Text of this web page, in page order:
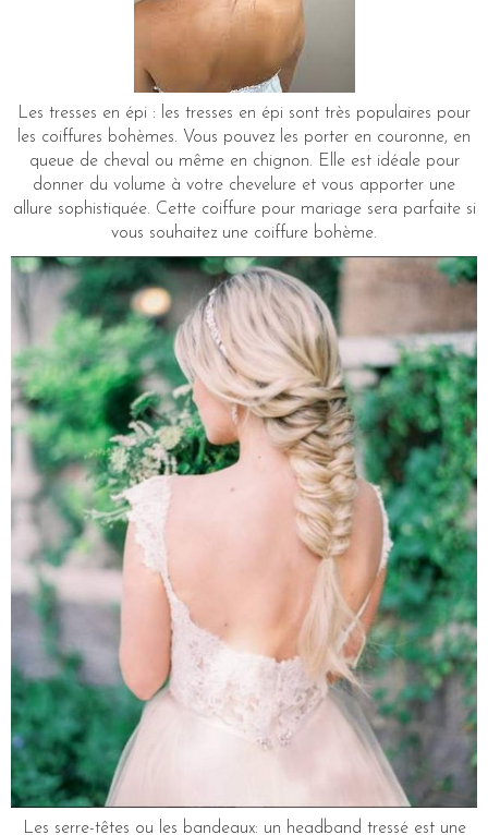
Les tresses en épi : les tresses en épi sont très populaires pour
les coiffures bohèmes. Vous pouvez les porter en couronne, en
queue de cheval ou même en chignon. Elle est idéale pour
donner du volume à votre chevelure et vous apporter une
allure sophistiquée. Cette coiffure pour mariage sera parfaite si
vous souhaitez une coiffure bohème.
Les serre-têtes ou les bandeaux: un headband tressé est une